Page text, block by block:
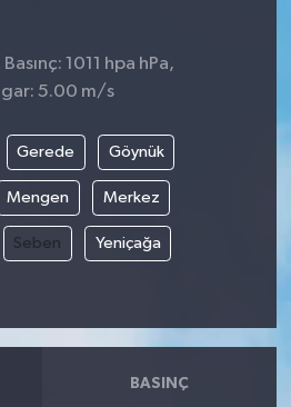
1011 hpa hPa,
5.00 m/s
Gerede Göynük
Mengen Merkez
Seben Yeniçağa
BASINÇ